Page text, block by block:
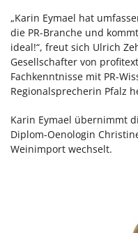
„Karin Eymael hat
die PR-Branche und
ideal!“, freut sich Ulrich
Gesellschafter von
Fachkenntnisse mit PR-
Regionalsprecherin Pfalz
Karin Eymael übernimmt
Diplom-Oenologin
Weinimport wechselt.